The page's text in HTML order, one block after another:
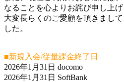
なることを心よりお詫び申し上げ
大変長らくのご愛顧を頂きまし
した。
■新規入会/従量課金終了日
2026年1月31日 docomo
2026年1月31日 SoftBank